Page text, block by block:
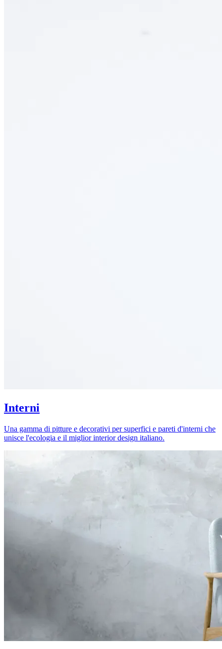
Interni
Una gamma di pitture e decorativi per superfici e pareti d'interni che
unisce l'ecologia e il miglior interior design italiano.